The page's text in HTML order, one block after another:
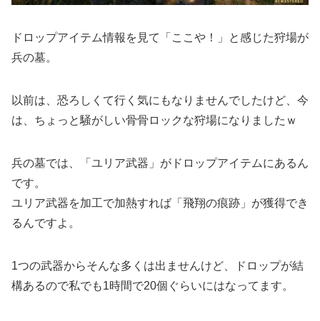
ドロップアイテム情報を見て「ここや！」と感じた狩場が
兵の墓。
以前は、恐ろしくて行く気にもなりませんでしたけど、今
は、ちょっと騒がしい骨骨ロックな狩場になりましたｗ
兵の墓では、「ユリア武器」がドロップアイテムにあるん
です。
ユリア武器を加工で加熱すれば「飛翔の痕跡」が獲得でき
るんですよ。
1つの武器からそんな多くは出ませんけど、ドロップが結
構あるので私でも1時間で20個ぐらいにはなってます。